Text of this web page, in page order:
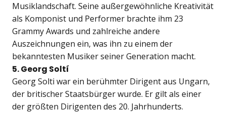
Musiklandschaft. Seine außergewöhnliche Kreativität
als Komponist und Performer brachte ihm 23
Grammy Awards und zahlreiche andere
Auszeichnungen ein, was ihn zu einem der
bekanntesten Musiker seiner Generation macht.
5. Georg Soltí
Georg Solti war ein berühmter Dirigent aus Ungarn,
der britischer Staatsbürger wurde. Er gilt als einer
der größten Dirigenten des 20. Jahrhunderts.